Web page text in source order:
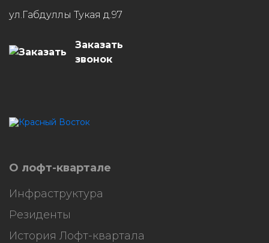
ул.Габдуллы Тукая д.97
Заказать
звонок
О лофт-квартале
Инфраструктура
Резиденты
История Лофт-квартала